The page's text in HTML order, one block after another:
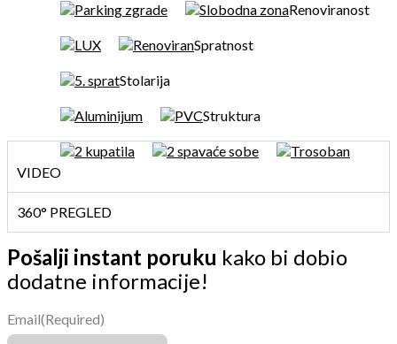
Parking zgrade Slobodna zonaRenoviranost
LUX RenoviranSpratnost
5. spratStolarija
Aluminijum PVCStruktura
2 kupatila 2 spavaće sobe
Trosoban
VIDEO
360° PREGLED
Pošalji instant poruku kako bi dobio
dodatne informacije!
Email(Required)